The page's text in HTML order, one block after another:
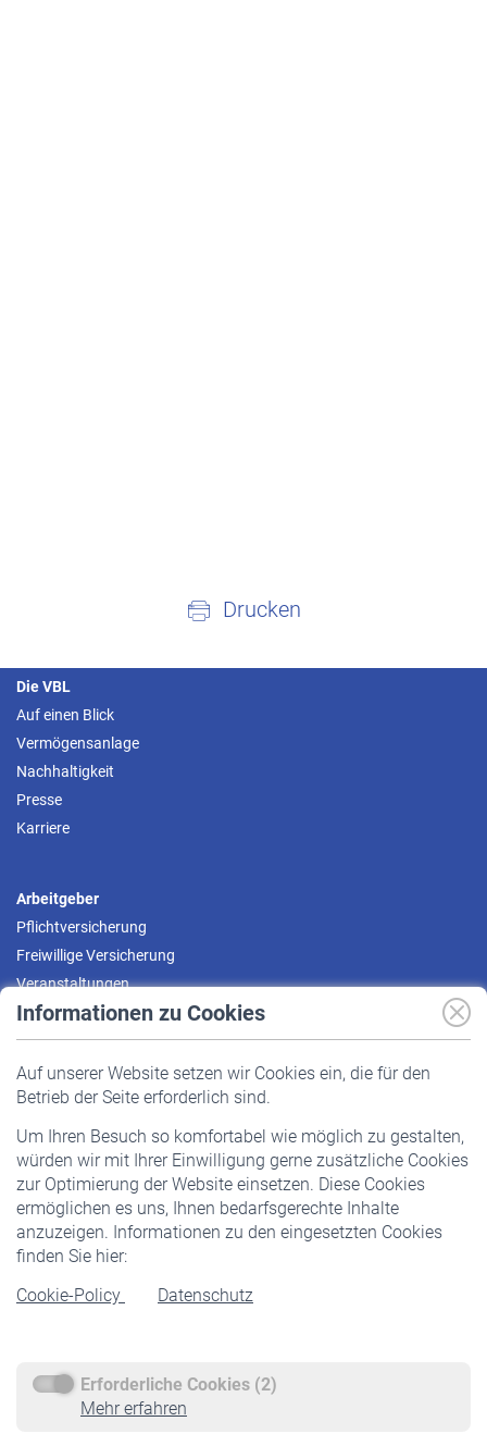
Informationen zu Cookies
Auf unserer Website setzen wir Cookies ein, die für den
Betrieb der Seite erforderlich sind.
Um Ihren Besuch so komfortabel wie möglich zu gestalten,
würden wir mit Ihrer Einwilligung gerne zusätzliche Cookies
zur Optimierung der Website einsetzen. Diese Cookies
ermöglichen es uns, Ihnen bedarfsgerechte Inhalte
anzuzeigen. Informationen zu den eingesetzten Cookies
finden Sie hier:
Cookie-Policy
Datenschutz
Erforderliche Cookies (2)
Mehr erfahren
Drucken
Die VBL
Auf einen Blick
Vermögensanlage
Nachhaltigkeit
Presse
Karriere
Arbeitgeber
Pflichtversicherung
Freiwillige Versicherung
Veranstaltungen
Pflichtversicherung
Staatliche Förderung
Veranstaltungen
Rentner
Rentenbeginn
Rente beantragen
Service
Informationen